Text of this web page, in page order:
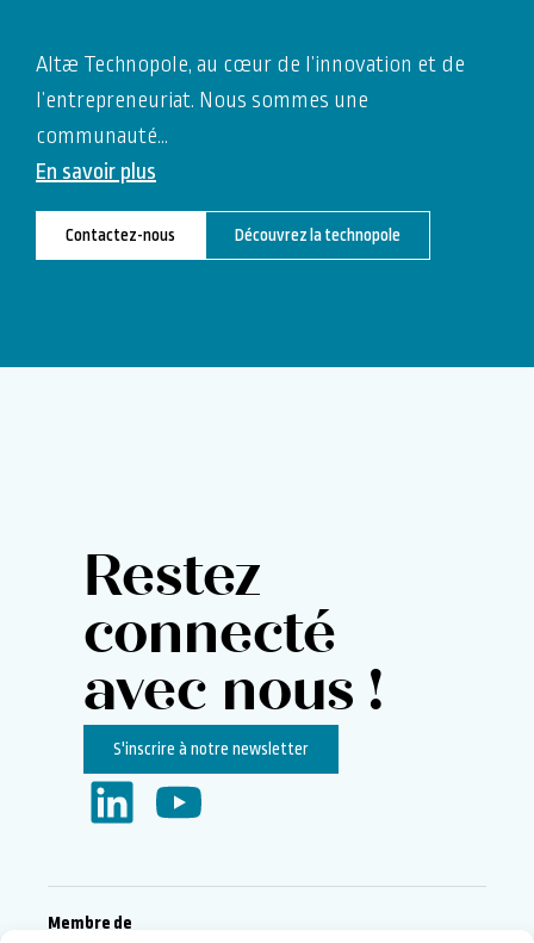
Altæ Technopole, au cœur de l’innovation et de
l’entrepreneuriat. Nous sommes une
communauté…
En savoir plus
Contactez-nous Découvrez la technopole
Restez
connecté
avec nous !
S'inscrire à notre newsletter
Membre de